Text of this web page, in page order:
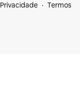
Privacidade
Termos